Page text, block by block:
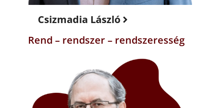
Csizmadia László
Rend – rendszer – rendszeresség